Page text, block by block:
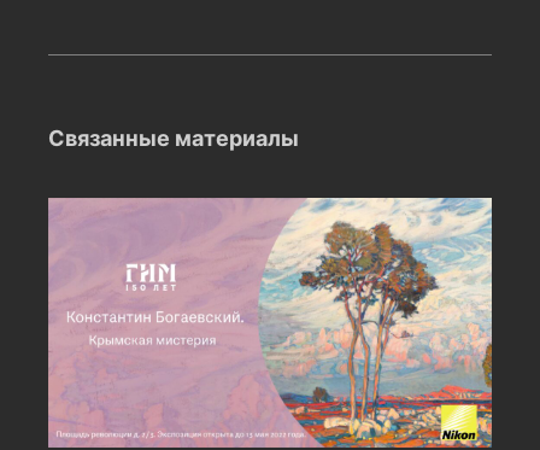
Связанные материалы